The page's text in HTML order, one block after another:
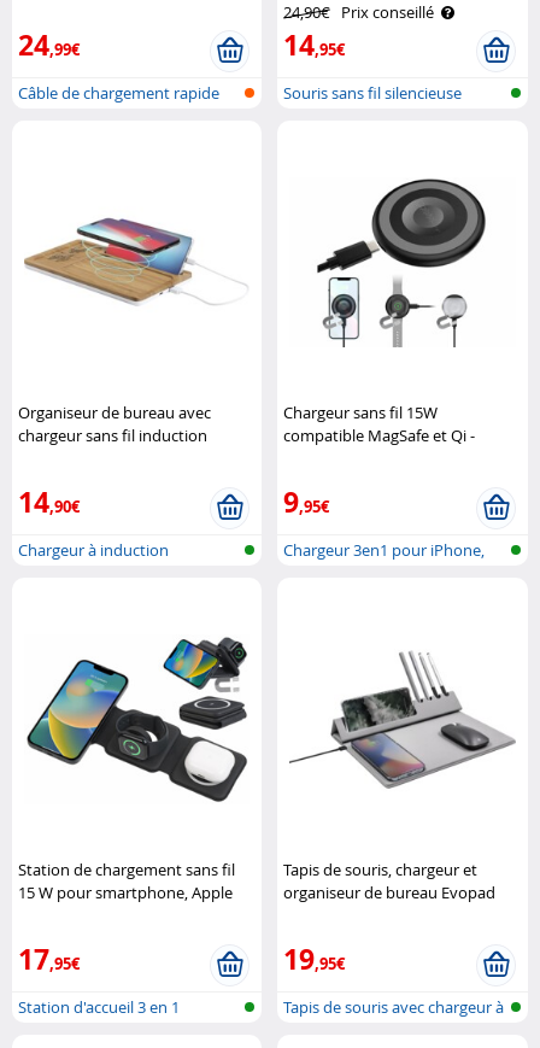
24,99€
Câble de chargement rapide
24,90€ Prix conseillé
14,95€
Souris sans fil silencieuse
Organiseur de bureau avec
chargeur sans fil induction
14,90€
Chargeur à induction
Chargeur sans fil 15W
compatible MagSafe et Qi -
9,95€
Chargeur 3en1 pour iPhone,
Station de chargement sans fil
15 W pour smartphone, Apple
17,95€
Station d'accueil 3 en 1
Tapis de souris, chargeur et
organiseur de bureau Evopad
19,95€
Tapis de souris avec chargeur à